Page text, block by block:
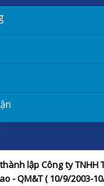
lập Công ty TNHH
- QM&T ( 10/9/2003-